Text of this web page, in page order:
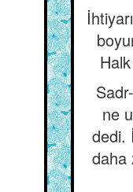
ne
dedi.
daha